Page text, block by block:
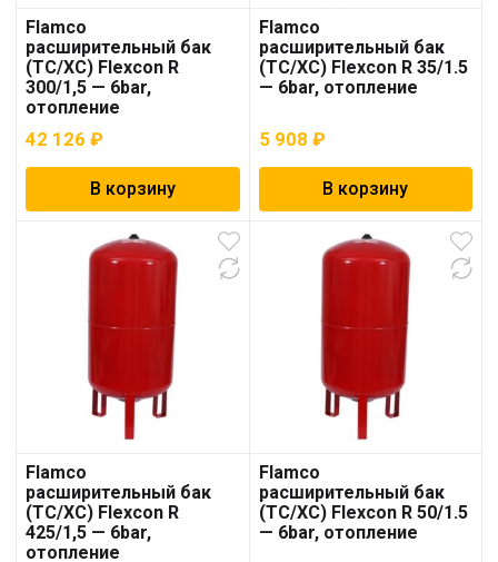
Flamco
расширительный бак
(ТС/ХС) Flexcon R
300/1,5 — 6bar,
отопление
42 126 ₽
В корзину
Flamco
расширительный бак
(ТС/ХС) Flexcon R 35/1.5
— 6bar, отопление
5 908 ₽
В корзину
Flamco
расширительный бак
(ТС/ХС) Flexcon R
425/1,5 — 6bar,
отопление
Flamco
расширительный бак
(ТС/ХС) Flexcon R 50/1.5
— 6bar, отопление